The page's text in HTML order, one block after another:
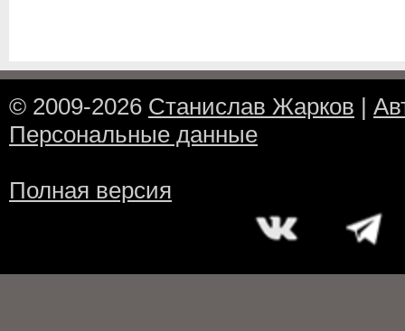
© 2009-2026 Станислав Жарков |
Персональные данные
Полная версия